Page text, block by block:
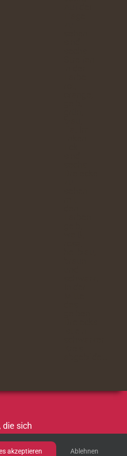
die sich
akzeptieren Ablehnen